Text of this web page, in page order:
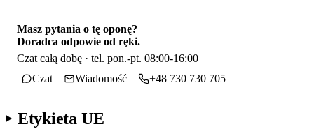
Masz pytania o tę oponę?
Doradca odpowie od ręki.
Czat całą dobę · tel. pon.-pt. 08:00-16:00
Czat
Wiadomość +48 730 730 705
Etykieta UE